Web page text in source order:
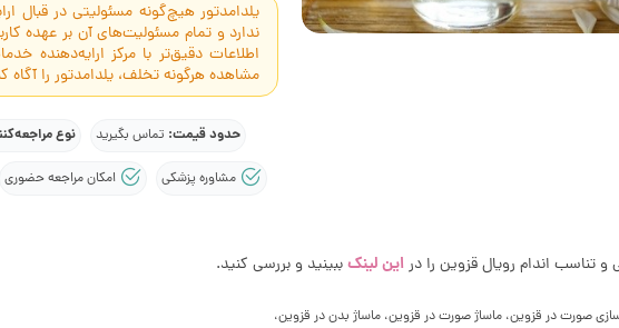
یلدامدتور هیچ‌گونه مسئولیتی در
ندارد و تمام مسئولیت‌های آن بر عهده
اطلاعات دقیق‌تر با مرکز ارایه‌دهنده
مشاهده هرگونه تخلف، یلدامدتور را آگاه
حدود قیمت: تماس بگیرید نوع
مشاوره پزشکی امکان مراجعه حضوری
تناسب اندام رویال قزوین را در این لینکببینید و بررسی کنید.
صورت در قزوین، ماساژ صورت در قزوین، ماساژ بدن در قزوین،